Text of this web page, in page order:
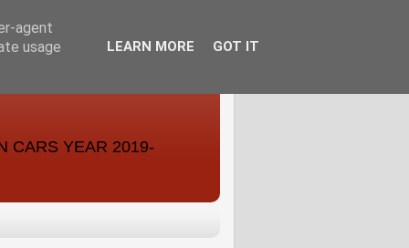
CARS YEAR 2019-
agent
usage
LEARN MORE GOT IT